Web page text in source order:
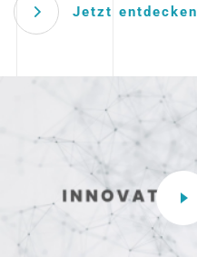
Jetzt entdecken